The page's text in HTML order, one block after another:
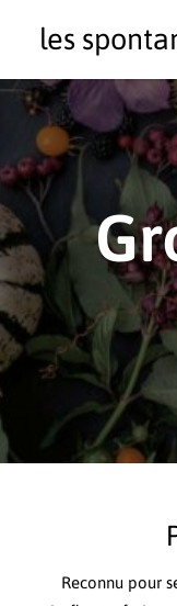
les
Reconnu pour